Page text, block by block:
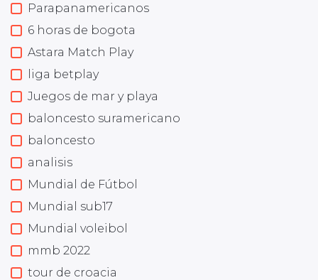
Parapanamericanos
6 horas de bogota
Astara Match Play
liga betplay
Juegos de mar y playa
baloncesto suramericano
baloncesto
analisis
Mundial de Fútbol
Mundial sub17
Mundial voleibol
mmb 2022
tour de croacia